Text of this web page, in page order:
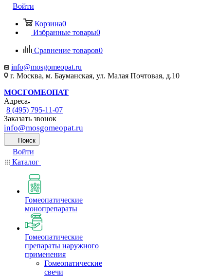
Войти
Корзина0
Избранные товары0
Сравнение товаров0
info@mosgomeopat.ru
г. Москва, м. Бауманская, ул. Малая Почтовая, д.10
МОСГОМЕОПАТ
Адреса
8 (495) 795-11-07
Заказать звонок
info@mosgomeopat.ru
Поиск
Войти
Каталог
Гомеопатические
монопрепараты
Гомеопатические
препараты наружного
применения
Гомеопатические
свечи